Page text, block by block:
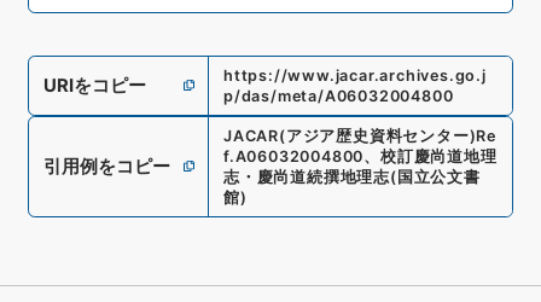
URIをコピー
https://www.jacar.archives.go.j
p/das/meta/A06032004800
引用例をコピー
JACAR(アジア歴史資料センター)Re
f.A06032004800、 校訂慶尚道地理
志・慶尚道続撰地理志(国立公文書
館)